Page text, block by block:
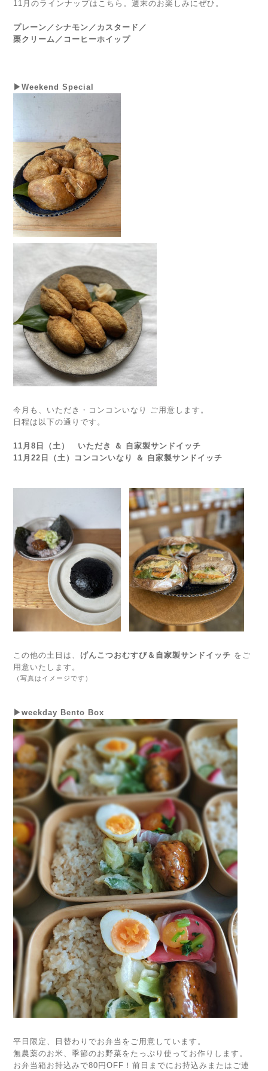
11月のラインナップはこちら。週末のお楽しみにぜひ。
プレーン／シナモン／カスタード／
栗クリーム／コーヒーホイップ
▶Weekend Special
今月も、いただき・コンコンいなり ご用意します。
日程は以下の通りです。
11月8日（土） いただき ＆ 自家製サンドイッチ
11月22日（土）コンコンいなり
＆ 自家製サンドイッチ
この他の土日は、 げんこつおむすび＆自家製サンドイッチ をご
用意いたします。
（写真はイメージです）
▶weekday Bento Box
平日限定、日替わりでお弁当をご用意しています。
無農薬のお米、季節のお野菜をたっぷり使ってお作りします。
お弁当箱お持込みで80円OFF！前日までにお持込みまたはご連